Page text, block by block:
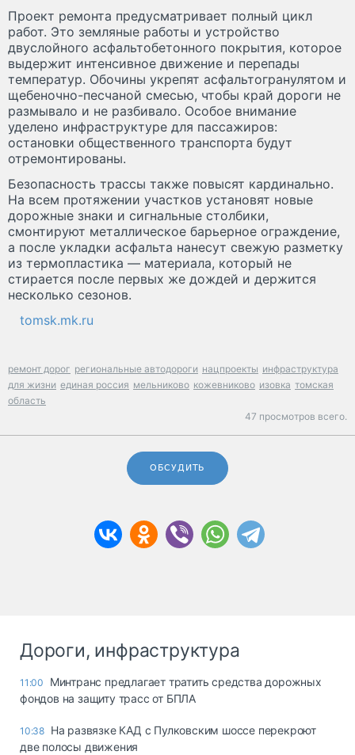
Проект ремонта предусматривает полный цикл
работ. Это земляные работы и устройство
двуслойного асфальтобетонного покрытия, которое
выдержит интенсивное движение и перепады
температур. Обочины укрепят асфальтогранулятом и
щебеночно-песчаной смесью, чтобы край дороги не
размывало и не разбивало. Особое внимание
уделено инфраструктуре для пассажиров:
остановки общественного транспорта будут
отремонтированы.
Безопасность трассы также повысят кардинально.
На всем протяжении участков установят новые
дорожные знаки и сигнальные столбики,
смонтируют металлическое барьерное ограждение,
а после укладки асфальта нанесут свежую разметку
из термопластика — материала, который не
стирается после первых же дождей и держится
несколько сезонов.
tomsk.mk.ru
ремонт дорог региональные автодороги нацпроекты инфраструктура
для жизни единая россия мельниково кожевниково изовка томская
область
47 просмотров всего.
ОБСУДИТЬ
Дороги, инфраструктура
11:00
Минтранс предлагает тратить средства дорожных
фондов на защиту трасс от БПЛА
10:38 На развязке КАД с Пулковским шоссе перекроют
две полосы движения